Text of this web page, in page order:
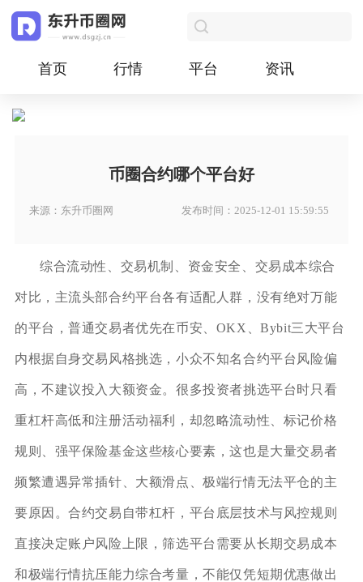
首页 行情 平台 资讯
币圈合约哪个平台好
来源：东升币圈网 发布时间：2025-12-01 15:59:55
综合流动性、交易机制、资金安全、交易成本综合
对比，主流头部合约平台各有适配人群，没有绝对万能
的平台，普通交易者优先在币安、OKX、Bybit三大平台
内根据自身交易风格挑选，小众不知名合约平台风险偏
高，不建议投入大额资金。很多投资者挑选平台时只看
重杠杆高低和注册活动福利，却忽略流动性、标记价格
规则、强平保险基金这些核心要素，这也是大量交易者
频繁遭遇异常插针、大额滑点、极端行情无法平仓的主
要原因。合约交易自带杠杆，平台底层技术与风控规则
直接决定账户风险上限，筛选平台需要从长期交易成本
和极端行情抗压能力综合考量，不能仅凭短期优惠做出